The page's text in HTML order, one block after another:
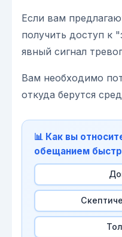
Если вам
получить доступ к
явный сигнал
Вам необходимо
откуда берутся
📊 Как вы
обещанием